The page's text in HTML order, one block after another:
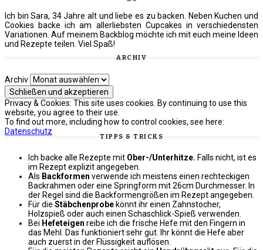
Ich bin Sara, 34 Jahre alt und liebe es zu backen. Neben Kuchen und
Cookies backe ich am allerliebsten Cupcakes in verschiedensten
Variationen. Auf meinem Backblog möchte ich mit euch meine Ideen
und Rezepte teilen. Viel Spaß!
ARCHIV
Archiv
Privacy & Cookies: This site uses cookies. By continuing to use this
website, you agree to their use.
To find out more, including how to control cookies, see here:
Datenschutz
TIPPS & TRICKS
Ich backe alle Rezepte mit Ober-/Unterhitze. Falls nicht, ist es
im Rezept explizit angegeben.
Als Backformen verwende ich meistens einen rechteckigen
Backrahmen oder eine Springform mit 26cm Durchmesser. In
der Regel sind die Backformengrößen im Rezept angegeben.
Für die Stäbchenprobe könnt ihr einen Zahnstocher,
Holzspieß oder auch einen Schaschlick-Spieß verwenden.
Bei Hefeteigen reibe ich die frische Hefe mit den Fingern in
das Mehl. Das funktioniert sehr gut. Ihr könnt die Hefe aber
auch zuerst in der Flüssigkeit auflösen.